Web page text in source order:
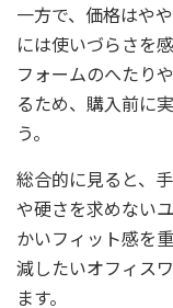
一方で、価格はや
には使いづらさを
フォームのへたり
るため、購入前に
う。
総合的に見ると、
や硬さを求めない
かいフィット感を
減したいオフィス
ます。